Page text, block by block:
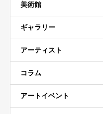
美術館
ギャラリー
アーティスト
コラム
アートイベント